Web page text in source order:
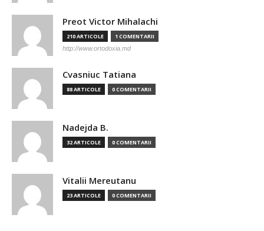
Preot Victor Mihalachi
210 ARTICOLE 1 COMENTARII
http://www.ortodoxia.md
Cvasniuc Tatiana
88 ARTICOLE 0 COMENTARII
Nadejda B.
32 ARTICOLE 0 COMENTARII
Vitalii Mereutanu
23 ARTICOLE 0 COMENTARII